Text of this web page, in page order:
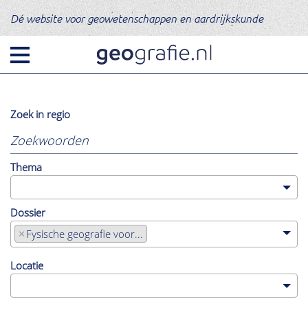
Dé website voor geowetenschappen en aardrijkskunde
Zoek in regio
Er
worden
alleen
resultaten
uit
regio
getoond.
Klik
hier
om
te
resetten.
Thema
Dossier
× Fysische geografie voor...
Categorie
Opinie
Locatie